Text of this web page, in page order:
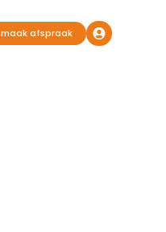
maak afspraak